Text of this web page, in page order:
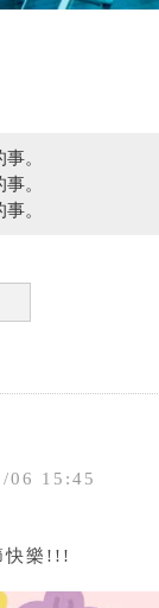
。
。
。
/06 15 :45
快樂!!!